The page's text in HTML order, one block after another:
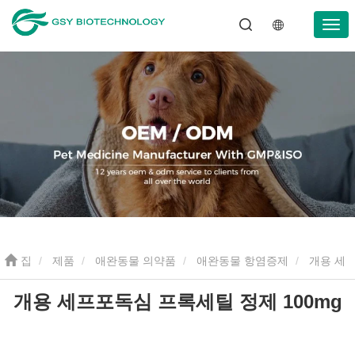
집 제품 애완동물 의약품 애완동물 항염증제
프포독심 프록세틸 정제 100mg
개용 세프포독심 프록세틸 정제 100mg